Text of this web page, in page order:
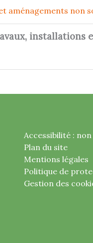
aménagements non
installations
Accessibilité :
Plan du site
Mentions légales
Politique de
Gestion des